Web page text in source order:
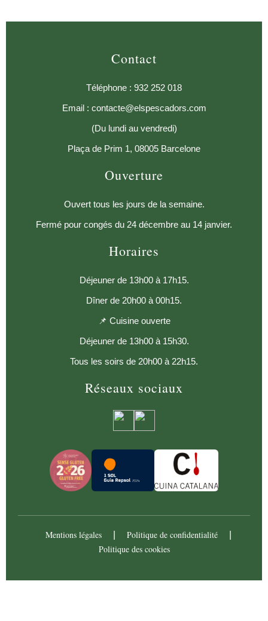
Contact
Téléphone : 932 252 018
Email : contacte@elspescadors.com
(Du lundi au vendredi)
Plaça de Prim 1, 08005 Barcelone
Ouverture
Ouvert tous les jours de la semaine.
Fermé pour congés du 24 décembre au 14 janvier.
Horaires
Déjeuner de 13h00 à 17h15.
Dîner de 20h00 à 00h15.
📌 Cuisine ouverte
Déjeuner de 13h00 à 15h30.
Tous les soirs de 20h00 à 22h15.
Réseaux sociaux
Mentions légales Politique de confidentialité
Politique des cookies